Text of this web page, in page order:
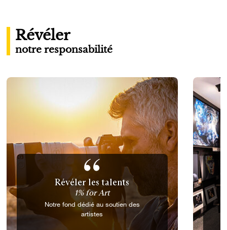
Révéler
notre responsabilité
Révéler les talents
1% for Art
Notre fond dédié au soutien des
artistes